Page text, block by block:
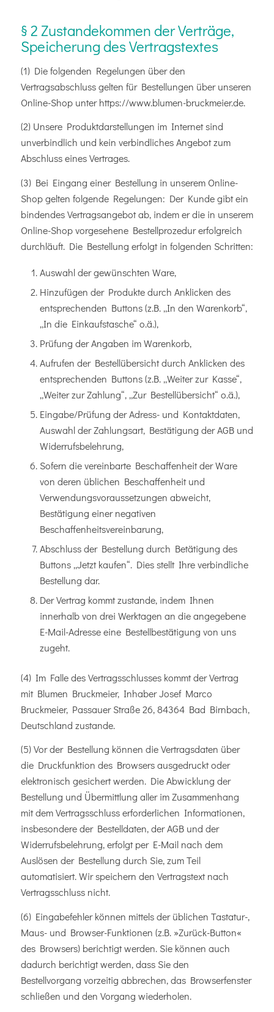
§ 2 Zustandekommen der Verträge,
Speicherung des Vertragstextes
(1) Die folgenden Regelungen über den
Vertragsabschluss gelten für Bestellungen über unseren
Online-Shop unter https://www.blumen-bruckmeier.de.
(2) Unsere Produktdarstellungen im Internet sind
unverbindlich und kein verbindliches Angebot zum
Abschluss eines Vertrages.
(3) Bei Eingang einer Bestellung in unserem Online-
Shop gelten folgende Regelungen: Der Kunde gibt ein
bindendes Vertragsangebot ab, indem er die in unserem
Online-Shop vorgesehene Bestellprozedur erfolgreich
durchläuft. Die Bestellung erfolgt in folgenden Schritten:
Auswahl der gewünschten Ware,
Hinzufügen der Produkte durch Anklicken des
entsprechenden Buttons (z.B. „In den Warenkorb“,
„In die Einkaufstasche“ o.ä.),
Prüfung der Angaben im Warenkorb,
Aufrufen der Bestellübersicht durch Anklicken des
entsprechenden Buttons (z.B. „Weiter zur Kasse“,
„Weiter zur Zahlung“, „Zur Bestellübersicht“ o.ä.),
Eingabe/Prüfung der Adress- und Kontaktdaten,
Auswahl der Zahlungsart, Bestätigung der AGB und
Widerrufsbelehrung,
Sofern die vereinbarte Beschaffenheit der Ware
von deren üblichen Beschaffenheit und
Verwendungsvoraussetzungen abweicht,
Bestätigung einer negativen
Beschaffenheitsvereinbarung,
Abschluss der Bestellung durch Betätigung des
Buttons „Jetzt kaufen“. Dies stellt Ihre verbindliche
Bestellung dar.
Der Vertrag kommt zustande, indem Ihnen
innerhalb von drei Werktagen an die angegebene
E-Mail-Adresse eine Bestellbestätigung von uns
zugeht.
(4) Im Falle des Vertragsschlusses kommt der Vertrag
mit Blumen Bruckmeier, Inhaber Josef Marco
Bruckmeier, Passauer Straße 26, 84364 Bad Birnbach,
Deutschland zustande.
(5) Vor der Bestellung können die Vertragsdaten über
die Druckfunktion des Browsers ausgedruckt oder
elektronisch gesichert werden. Die Abwicklung der
Bestellung und Übermittlung aller im Zusammenhang
mit dem Vertragsschluss erforderlichen Informationen,
insbesondere der Bestelldaten, der AGB und der
Widerrufsbelehrung, erfolgt per E-Mail nach dem
Auslösen der Bestellung durch Sie, zum Teil
automatisiert. Wir speichern den Vertragstext nach
Vertragsschluss nicht.
(6) Eingabefehler können mittels der üblichen Tastatur-,
Maus- und Browser-Funktionen (z.B. »Zurück-Button«
des Browsers) berichtigt werden. Sie können auch
dadurch berichtigt werden, dass Sie den
Bestellvorgang vorzeitig abbrechen, das Browserfenster
schließen und den Vorgang wiederholen.